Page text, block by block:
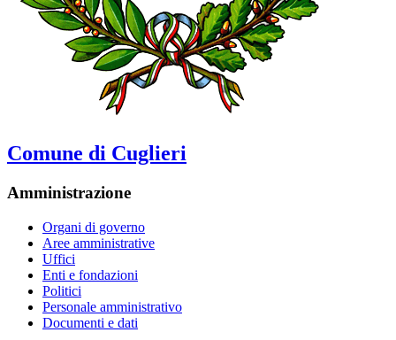
Comune di Cuglieri
Amministrazione
Organi di governo
Aree amministrative
Uffici
Enti e fondazioni
Politici
Personale amministrativo
Documenti e dati